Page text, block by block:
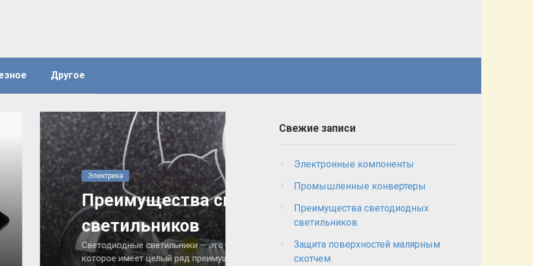
Другое
решение в сфере освещения,
Защита поверхностей
скотчем
В мире ремонта и отделочных работ важное место
поверхностей к покраске. Одним
Свежие записи
Электронные компоненты
Промышленные конвертеры
Преимущества светодиодных
светильников
Защита поверхностей малярным
скотчем